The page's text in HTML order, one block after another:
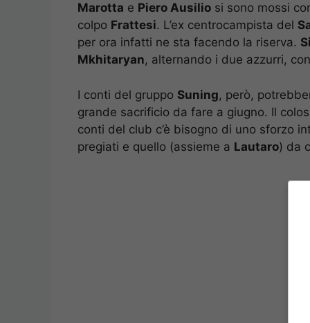
Marotta e Piero Ausilio si sono mossi
colpo Frattesi. L’ex centrocampista del
per ora infatti ne sta facendo la riserva.
Mkhitaryan, alternando i due azzurri, con
I conti del gruppo Suning, però,
grande sacrificio da fare a giugno. Il
conti del club c’è bisogno di uno sforzo
pregiati e quello (assieme a Lautaro) da